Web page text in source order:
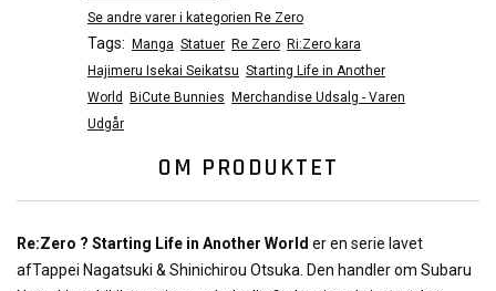
Se andre varer i kategorien Re Zero
Tags: Manga Statuer Re Zero Ri:Zero kara
Hajimeru Isekai Seikatsu Starting Life in Another
World
BiCute Bunnies
Merchandise Udsalg - Varen
Udgår
OM PRODUKTET
Re:Zero ? Starting Life in Another World er en serie lavet
afTappei Nagatsuki & Shinichirou Otsuka. Den handler om Subaru